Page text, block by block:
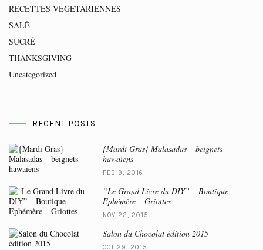
RECETTES VEGETARIENNES
SALÉ
SUCRÉ
THANKSGIVING
Uncategorized
RECENT POSTS
{Mardi Gras} Malasadas – beignets
hawaïens
FEB 9, 2016
“Le Grand Livre du DIY” – Boutique
Ephémère – Griottes
NOV 22, 2015
Salon du Chocolat édition 2015
OCT 29, 2015